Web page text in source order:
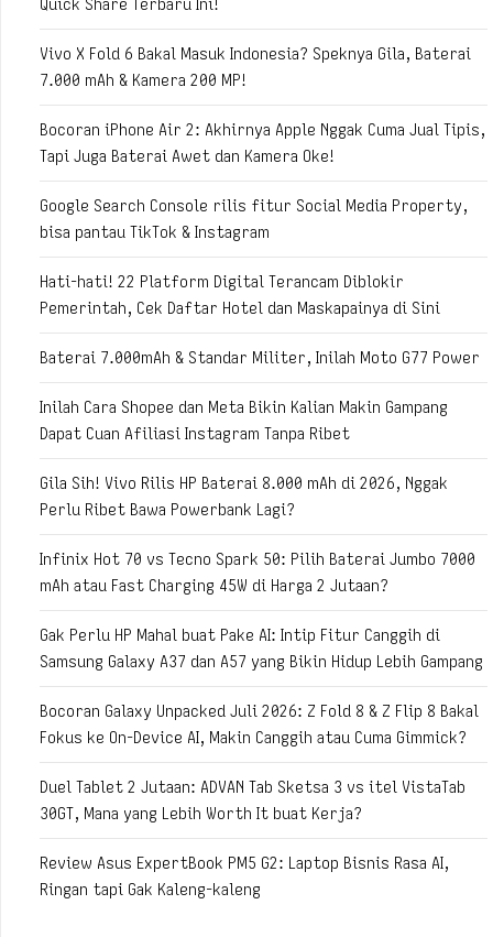
Vivo X Fold 6 Bakal Masuk Indonesia? Speknya Gila, Baterai
7.000 mAh & Kamera 200 MP!
Bocoran iPhone Air 2: Akhirnya Apple Nggak Cuma Jual Tipis,
Tapi Juga Baterai Awet dan Kamera Oke!
Google Search Console rilis fitur Social Media Property,
bisa pantau TikTok & Instagram
Hati-hati! 22 Platform Digital Terancam Diblokir
Pemerintah, Cek Daftar Hotel dan Maskapainya di Sini
Baterai 7.000mAh & Standar Militer, Inilah Moto G77 Power
Inilah Cara Shopee dan Meta Bikin Kalian Makin Gampang
Dapat Cuan Afiliasi Instagram Tanpa Ribet
Gila Sih! Vivo Rilis HP Baterai 8.000 mAh di 2026, Nggak
Perlu Ribet Bawa Powerbank Lagi?
Infinix Hot 70 vs Tecno Spark 50: Pilih Baterai Jumbo 7000
mAh atau Fast Charging 45W di Harga 2 Jutaan?
Gak Perlu HP Mahal buat Pake AI: Intip Fitur Canggih di
Samsung Galaxy A37 dan A57 yang Bikin Hidup Lebih Gampang
Bocoran Galaxy Unpacked Juli 2026: Z Fold 8 & Z Flip 8 Bakal
Fokus ke On-Device AI, Makin Canggih atau Cuma Gimmick?
Duel Tablet 2 Jutaan: ADVAN Tab Sketsa 3 vs itel VistaTab
30GT, Mana yang Lebih Worth It buat Kerja?
Review Asus ExpertBook PM5 G2: Laptop Bisnis Rasa AI,
Ringan tapi Gak Kaleng-kaleng